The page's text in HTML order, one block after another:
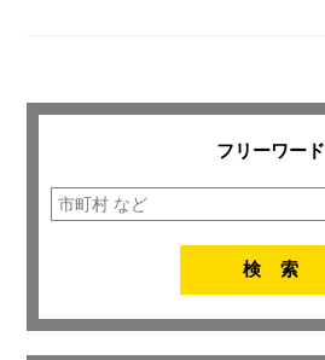
フリーワード